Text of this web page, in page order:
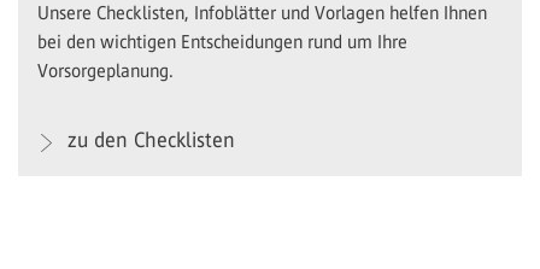
Unsere Checklisten, Infoblätter und Vorlagen helfen Ihnen
bei den wichtigen Entscheidungen rund um Ihre
Vorsorgeplanung.
zu den Checklisten